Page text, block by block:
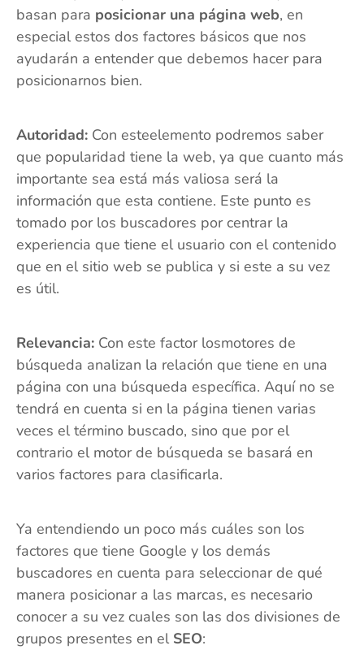
basan para posicionar una página web, en
especial estos dos factores básicos que nos
ayudarán a entender que debemos hacer para
posicionarnos bien.
Autoridad: Con esteelemento podremos saber
que popularidad tiene la web, ya que cuanto más
importante sea está más valiosa será la
información que esta contiene. Este punto es
tomado por los buscadores por centrar la
experiencia que tiene el usuario con el contenido
que en el sitio web se publica y si este a su vez
es útil.
Relevancia: Con este factor losmotores de
búsqueda analizan la relación que tiene en una
página con una búsqueda específica. Aquí no se
tendrá en cuenta si en la página tienen varias
veces el término buscado, sino que por el
contrario el motor de búsqueda se basará en
varios factores para clasificarla.
Ya entendiendo un poco más cuáles son los
factores que tiene Google y los demás
buscadores en cuenta para seleccionar de qué
manera posicionar a las marcas, es necesario
conocer a su vez cuales son las dos divisiones de
grupos presentes en el SEO: